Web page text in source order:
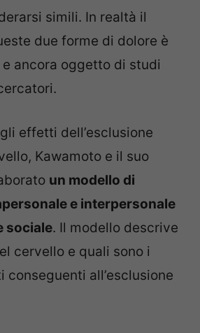
simili. In realtà il
due forme di dolore è
ancora oggetto di studi
effetti dell’esclusione
Kawamoto e il suo
un modello di
e interpersonale
sociale. Il modello descrive
cervello e quali sono i
conseguenti all’esclusione